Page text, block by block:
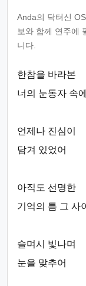
Anda의 닥터신
보와 함께 연주에
니다.
한참을 바라본
너의 눈동자 속
언제나 진심이
담겨 있었어
아직도 선명한
기억의 틈 그 사
슬며시 빛나며
눈을 맞추어